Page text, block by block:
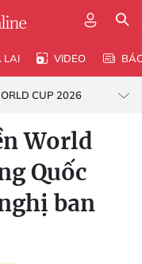
LAI VIDEO
CUP 2026
World
Quốc
ban